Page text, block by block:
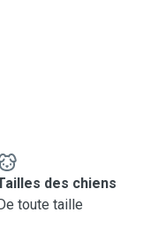
des chiens
toute taille